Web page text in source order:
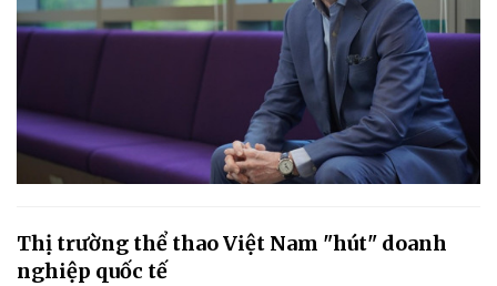
Thị trường thể thao Việt Nam "hút" doanh
nghiệp quốc tế